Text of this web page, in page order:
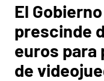
El
prescinde
euros para
de